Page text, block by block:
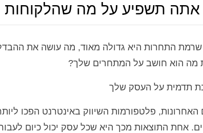
אתה תשפיע על מה
שרמת התחרות היא גדולה מאוד, מה עושה את
מה הוא חושב על המתחרים שלך?
האחרונות, פלטפורמות השיווק באינטרנט הפכו
אחת התוצאות מכך היא שכל עסק יכול כיום